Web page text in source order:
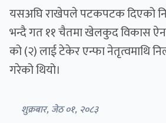
यसअघि राखेपले पटकपटक दिएको
भन्दै गत ११ चैतमा खेलकुद विकास
को (२) लाई टेकेर एन्फा नेतृत्वमाथि
गरेको थियो।
शुक्रबार, जेठ ०१, २०८३